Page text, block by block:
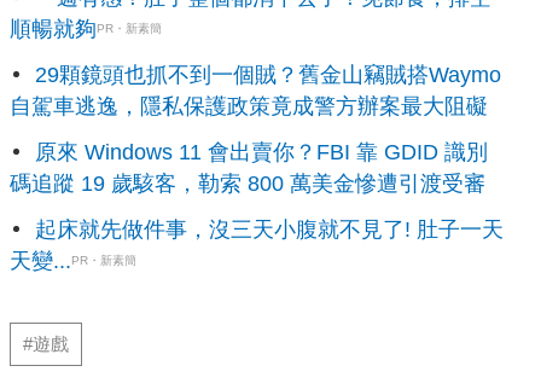
順暢就夠PR・新素簡
29顆鏡頭也抓不到一個賊？舊金山竊賊搭Waymo
自駕車逃逸，隱私保護政策竟成警方辦案最大阻礙
原來 Windows 11 會出賣你？FBI 靠 GDID 識別
碼追蹤 19 歲駭客，勒索 800 萬美金慘遭引渡受審
起床就先做件事，沒三天小腹就不見了! 肚子一天
天變...PR・新素簡
#遊戲